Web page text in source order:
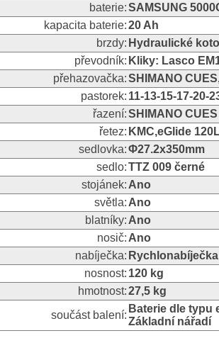
baterie:SAMSUNG
kapacita baterie:20 Ah
brzdy: Hydraulické
převodník: Kliky: Lasco
přehazovačka:SHIMANO
pastorek: 11-13-15-17-20-
řazení:SHIMANO CUES
řetez: KMC,eGlide
sedlovka:Φ27.2x350mm
sedlo:TTZ 009 černé
stojánek: Ano
světla: Ano
blatníky: Ano
nosič: Ano
nabíječka: Rychlonabíječka
nosnost: 120 kg
hmotnost:27,5 kg
součást balení:
Baterie dle typu
Základní nářadí